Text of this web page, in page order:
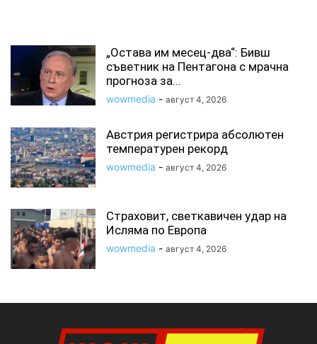
„Остава им месец-два“: Бивш
съветник на Пентагона с мрачна
прогноза за...
wowmedia - август 4, 2026
Австрия регистрира абсолютен
температурен рекорд
wowmedia - август 4, 2026
Страховит, светкавичен удар на
Исляма по Европа
wowmedia - август 4, 2026